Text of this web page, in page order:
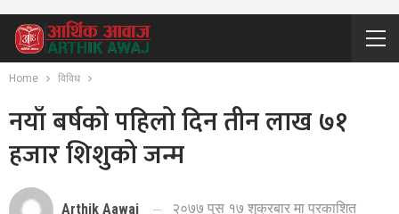
Home विविध
नयाँ बर्षको पहिलो दिन तीन लाख ७१
हजार शिशुको जन्म
Arthik Aawaj २०७७ पुस १७ शुक्रबार मा प्रकाशित